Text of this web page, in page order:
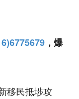
，爆
移民抵埗攻